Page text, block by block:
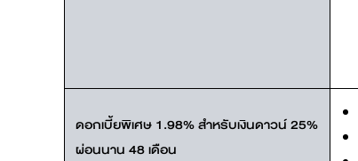
ดอกเบี้ยพิเศษ 1.98% สำหรับเงินดาวน์ 25%
ผ่อนนาน 48 เดือน